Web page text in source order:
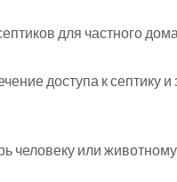
для частного
доступа к септику
человеку или